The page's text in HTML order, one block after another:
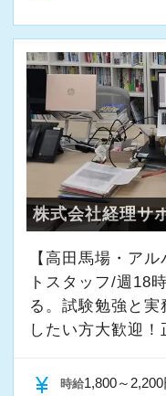
株式会社経理サ
【高田馬場・ア
トスタッフ/週18
る。試験勉強と
したい方大歓迎
currency_yen 時給1,800～2,200